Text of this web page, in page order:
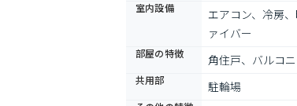
室内設備
エアコン、冷房
ァイバー
部屋の特徴 角住戸、バルコ
共用部 駐輪場